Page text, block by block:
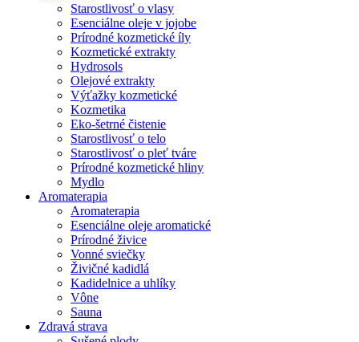
Starostlivosť o vlasy
Esenciálne oleje v jojobe
Prírodné kozmetické íly
Kozmetické extrakty
Hydrosols
Olejové extrakty
Výťažky kozmetické
Kozmetika
Eko-šetrné čistenie
Starostlivosť o telo
Starostlivosť o pleť tváre
Prírodné kozmetické hliny
Mydlo
Aromaterapia
Aromaterapia
Esenciálne oleje aromatické
Prírodné živice
Vonné sviečky
Živičné kadidlá
Kadidelnice a uhlíky
Vône
Sauna
Zdravá strava